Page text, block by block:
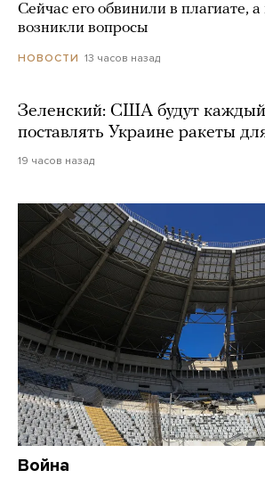
Сейчас его обвинили в плагиате,
возникли вопросы
НОВОСТИ 13 часов назад
Зеленский: США будут
поставлять Украине ракеты
19 часов назад
Война